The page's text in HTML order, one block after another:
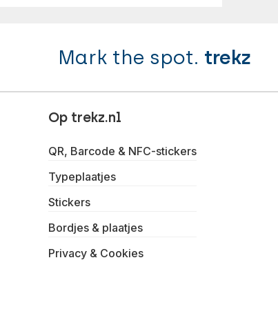
Mark the spot. trekz
Op trekz.nl
QR, Barcode & NFC-stickers
Typeplaatjes
Stickers
Bordjes & plaatjes
Privacy & Cookies